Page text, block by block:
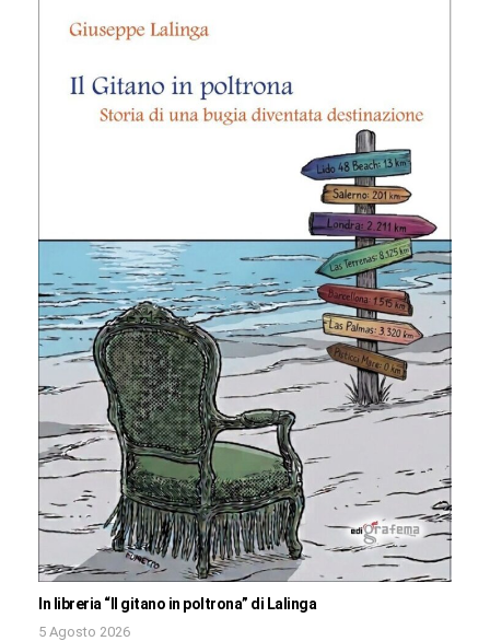
In libreria “Il gitano in poltrona” di Lalinga
5 Agosto 2026